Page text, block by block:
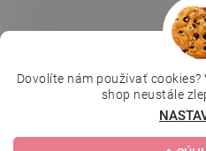
Depilujeme.cz | Kosmetická
MikroArt |
Dovolíte nám používať
shop neustále